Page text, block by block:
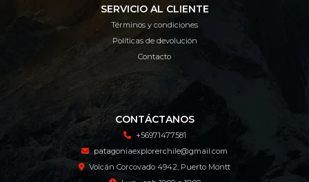
SERVICIO AL CLIENTE
Términos y condiciones
Políticas de devolución
Contacto
CONTÁCTANOS
+56971477581
patagoniaexplorerchile@gmail.com
Volcán Corcovado 4942, Puerto Montt